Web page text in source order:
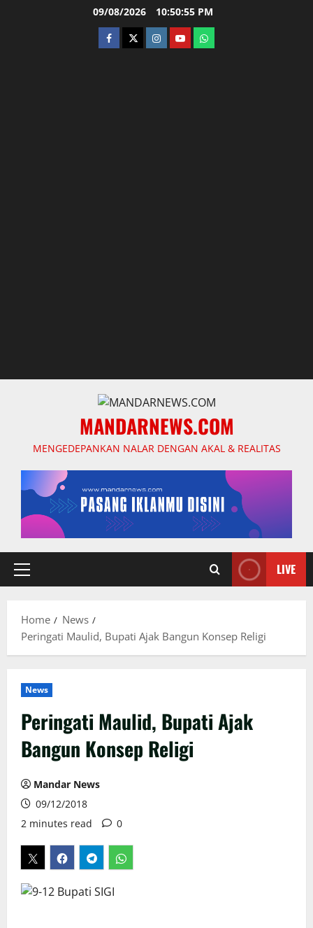
09/08/2026 10:50:56 PM
facebooktwitterinstagram.com
youtubewhatsapp
MANDARNEWS.COM
MENGEDEPANKAN NALAR DENGAN AKAL & REALITAS
Primary
LIVE
Home
News
Peringati Maulid, Bupati Ajak Bangun Konsep Religi
News
Peringati Maulid, Bupati Ajak
Bangun Konsep Religi
Mandar News
09/12/2018
2 minutes read
0